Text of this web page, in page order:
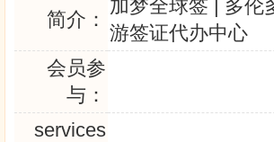
简介：
加梦全球签 | 多伦
游签证代办中心
会员参
与：
services